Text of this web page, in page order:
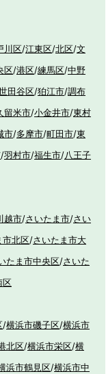
川区/江東区/北区/文
区/港区/練馬区/中野
田谷区/狛江市/調布
留米市/小金井市/東村
市/多摩市/町田市/東
/羽村市/福生市/八王子
越市/さいたま市/さい
市北区/さいたま市大
たま市中央区/さいた
区
/横浜市磯子区/横浜市
北区/横浜市栄区/横
浜市鶴見区/横浜市中